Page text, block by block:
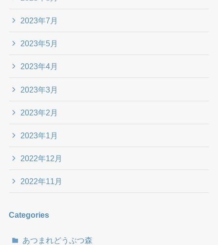
2023年7月
2023年5月
2023年4月
2023年3月
2023年2月
2023年1月
2022年12月
2022年11月
Categories
あつまれどうぶつ森